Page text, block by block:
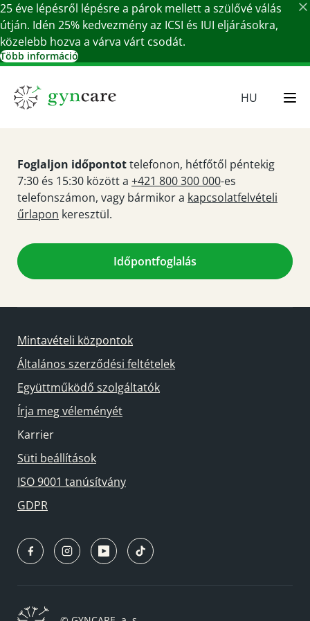
25 éve lépésről lépésre a párok mellett a szülővé válás
útján. Idén 25% kedvezmény az ICSI és IUI eljárásokra,
közelebb hozva a várva várt csodát.
Több információ
HU
SK
DE
Foglaljon időpontottelefonon, hétfőtől péntekig
7:30 és 15:30 között a +421 800 300 000-es
telefonszámon, vagy bármikor a kapcsolatfelvételi
űrlapon keresztül.
Időpontfoglalás
Mintavételi központok
Általános szerződési feltételek
Együttműködő szolgáltatók
Írja meg véleményét
Karrier
Süti beállítások
ISO 9001 tanúsítvány
GDPR